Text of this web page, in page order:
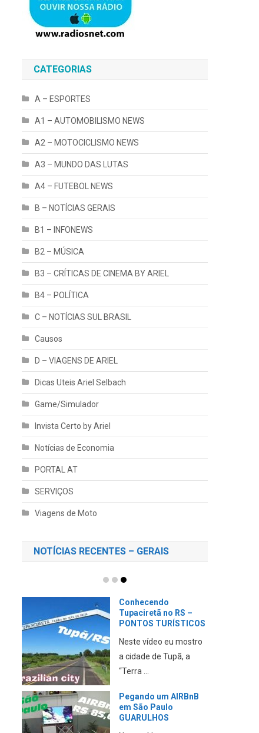
CATEGORIAS
A – ESPORTES
A1 – AUTOMOBILISMO NEWS
A2 – MOTOCICLISMO NEWS
A3 – MUNDO DAS LUTAS
A4 – FUTEBOL NEWS
B – NOTÍCIAS GERAIS
B1 – INFONEWS
B2 – MÚSICA
B3 – CRÍTICAS DE CINEMA BY ARIEL
B4 – POLÍTICA
C – NOTÍCIAS SUL BRASIL
Causos
D – VIAGENS DE ARIEL
Dicas Uteis Ariel Selbach
Game/Simulador
Invista Certo by Ariel
Notícias de Economia
PORTAL AT
SERVIÇOS
Viagens de Moto
NOTÍCIAS RECENTES – GERAIS
Conhecendo
Tupaciretã no RS –
PONTOS TURÍSTICOS
Neste vídeo eu mostro
a cidade de Tupã, a
“Terra ...
Pegando um AIRBnB
em São Paulo
GUARULHOS